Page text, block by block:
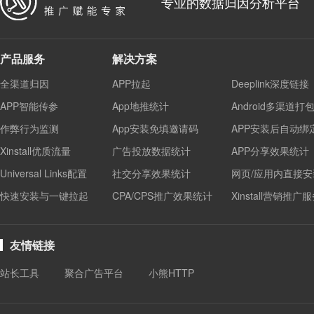
产品服务
全渠道归因
APP智能传参
作弊行为监测
Xinstall优质流量
Universal Links配置
快速安装与一键拉起
解决方案
APP拉起
Deeplink深度链接
App地推统计
Android多渠道打包
App安装免填邀请码
APP安装后自动绑
广告投放数据统计
APP分享效果统计
社交分享效果统计
网页/应用内直接
CPA/CPS推广效果统计
Xinstall营销推广
友情链接
站长工具 聚合广告平台 小熊HTTP